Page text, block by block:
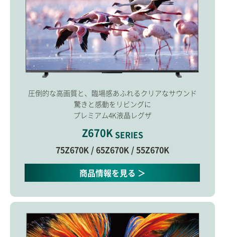
圧倒的な高画質と、臨場感あふれるクリアなサウンド
驚きと感動をリビングに
プレミアム4K液晶レグザ
Z670K SERIES
75Z670K / 65Z670K / 55Z670K
商品情報を見る ＞